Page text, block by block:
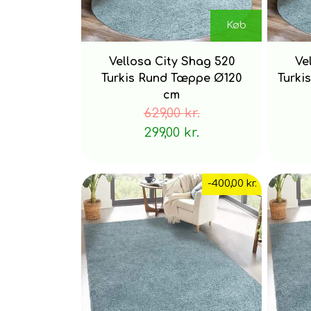
Køb
Vellosa City Shag 520
Turkis Rund Tæppe Ø120
cm
629,00 kr.
299,00 kr.
-400,00 kr.